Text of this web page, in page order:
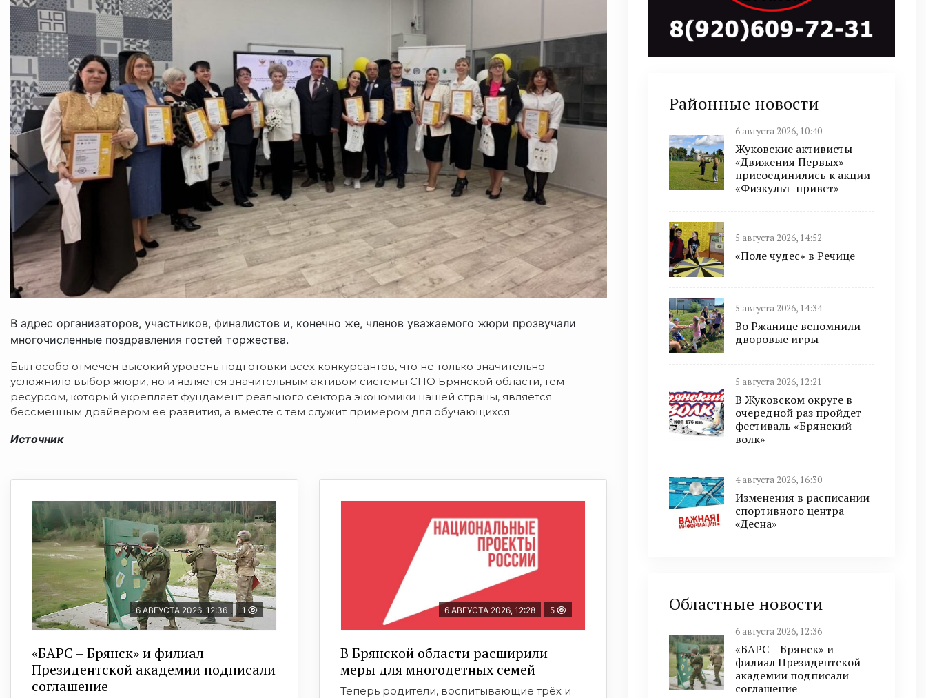
В адрес организаторов, участников, финалистов и, конечно же, членов уважаемого жюри прозвучали
многочисленные поздравления гостей торжества.
Был особо отмечен высокий уровень подготовки всех конкурсантов, что не только значительно
усложнило выбор жюри, но и является значительным активом системы СПО Брянской области, тем
ресурсом, который укрепляет фундамент реального сектора экономики нашей страны, является
бессменным драйвером ее развития, а вместе с тем служит примером для обучающихся.
Источник
6 АВГУСТА 2026, 12:36 1
«БАРС – Брянск» и филиал
Президентской академии подписали
соглашение
6 АВГУСТА 2026, 12:28 5
В Брянской области расширили
меры для многодетных семей
Теперь родители, воспитывающие трёх и
Районные новости
6 августа 2026, 10:40
Жуковские активисты
«Движения Первых»
присоединились к акции
«Физкульт-привет»
5 августа 2026, 14:52
«Поле чудес» в Речице
5 августа 2026, 14:34
Во Ржанице вспомнили
дворовые игры
5 августа 2026, 12:21
В Жуковском округе в
очередной раз пройдет
фестиваль «Брянский
волк»
4 августа 2026, 16:30
Изменения в расписании
спортивного центра
«Десна»
Областные новости
6 августа 2026, 12:36
«БАРС – Брянск» и
филиал Президентской
академии подписали
соглашение